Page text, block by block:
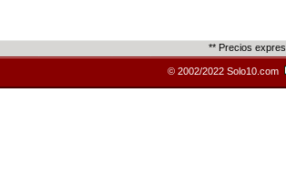
** Precios
© 2002/2022 Solo10.com